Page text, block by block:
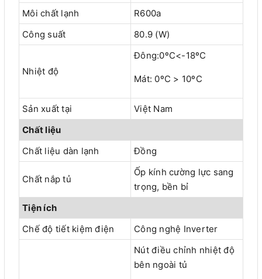
Môi chất lạnh
R600a
Công suất
80.9 (W)
Nhiệt độ
Đông:0ºC<-18ºC
Mát: 0ºC > 10ºC
Sản xuất tại
Việt Nam
Chất liệu
Chất liệu dàn lạnh
Đồng
Chất nắp tủ
Ốp kính cường lực sang
trọng, bền bỉ
Tiện ích
Chế độ tiết kiệm điện
Công nghệ Inverter
Nút điều chỉnh nhiệt độ
bên ngoài tủ